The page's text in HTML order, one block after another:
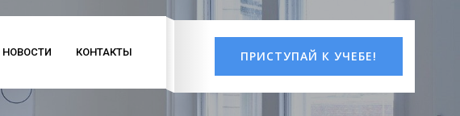
НОВОСТИ КОНТАКТЫ ПРИСТУПАЙ К УЧЕБЕ!